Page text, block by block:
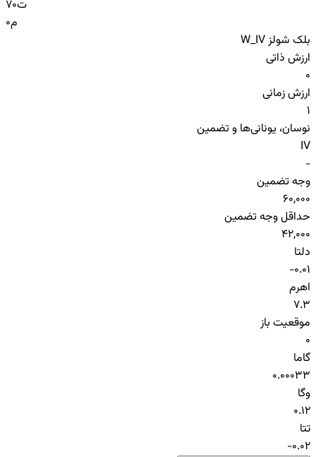
70ت
0م
بلک شولز W_IV
ارزش ذاتی
0
ارزش زمانی
1
نوسان، یونانی‌ها و تضمین
IV
-
وجه تضمین
60,000
حداقل وجه تضمین
42,000
دلتا
-0.01
اهرم
7.3
موقعیت باز
0
گاما
0.00033
وگا
0.12
تتا
-0.02